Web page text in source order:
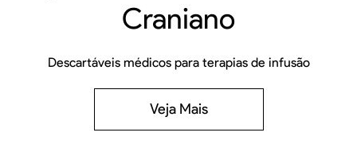
Craniano
Descartáveis médicos para terapias de infusão
Veja Mais